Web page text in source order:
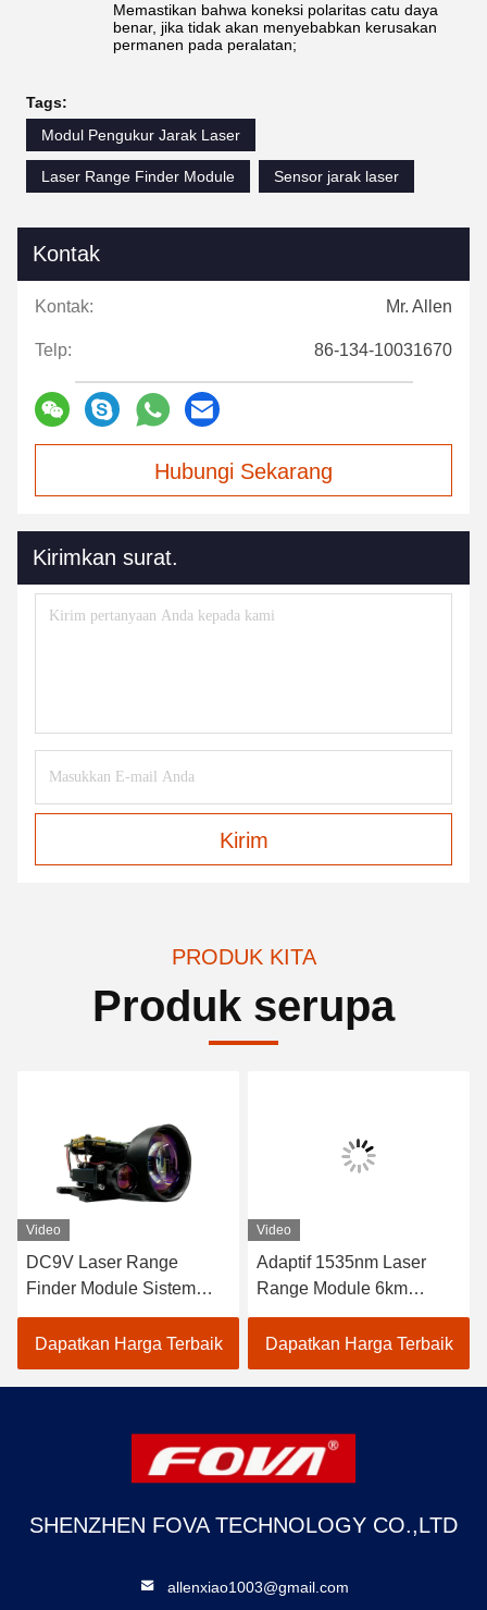
Memastikan bahwa koneksi polaritas catu daya
benar, jika tidak akan menyebabkan kerusakan
permanen pada peralatan;
Tags:
Modul Pengukur Jarak Laser
Laser Range Finder Module Sensor jarak laser
Kontak
Kontak: Mr. Allen
Telp: 86-134-10031670
Hubungi Sekarang
Kirimkan surat.
Kirim
PRODUK KITA
Produk serupa
Video
DC9V Laser Range
Finder Module Sistem
fotolistrik mendeteksi jarak
target 120g, pengukuran
jarak laser
Dapatkan Harga Terbaik
Video
Adaptif 1535nm Laser
Range Module 6km
Range Stabil Kinerja Ge
98% Akurasi YZT-CJ-
0610A
Dapatkan Harga Terbaik
SHENZHEN FOVA TECHNOLOGY CO.,LTD
allenxiao1003@gmail.com